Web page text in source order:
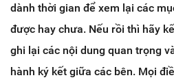
dành thời gian để xem lại các
được hay chưa. Nếu rồi thì hãy
ghi lại các nội dung quan trọng
hành ký kết giữa các bên. Mọi